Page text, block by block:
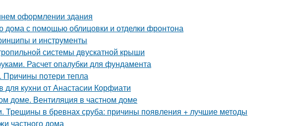
оформлении здания
дома с помощью облицовки и отделки фронтона
и инструменты
системы двускатной крыши
Расчет опалубки для фундамента
Причины потери тепла
кухни от Анастасии Корфиати
доме. Вентиляция в частном доме
в бревнах сруба: причины появления + лучшие методы
частного дома